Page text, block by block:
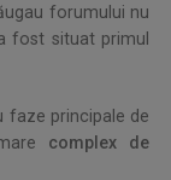
forumului nu
fost situat primul
faze principale de
complex de